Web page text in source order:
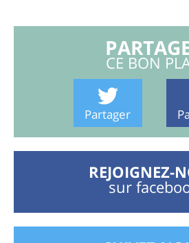
CE BON
Partager
REJOIGNEZ-
sur